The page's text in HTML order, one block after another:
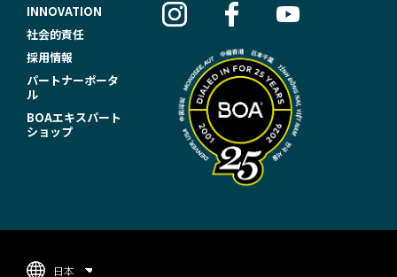
O
T
E
R
I
G
INNOVATION
社会的責任
採用情報
パートナーポータ
ル
BOAエキスパート
ショップ
日本